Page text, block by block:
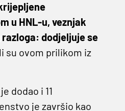
u HNL-u, veznjak
dodjeljuje se
su ovom prilikom iz
dodao i 11
je završio kao